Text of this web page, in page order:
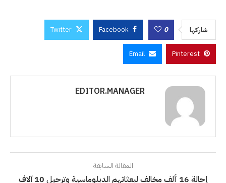
شاركها 0
Facebook
Twitter
Pinterest
Email
EDITOR.MANAGER
المقالة السابقة
إحالة 16 ألف مخالف لبعثاتهم الدبلوماسية وترحيل 10 آلاف